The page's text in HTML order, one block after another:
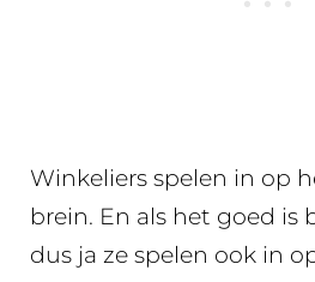
Winkeliers spelen in op
brein. En als het goed is
dus ja ze spelen ook in